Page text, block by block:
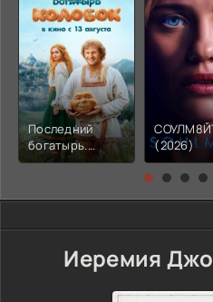
Последний
богатырь.
Колобок (2026)
(2026)
Иеремия